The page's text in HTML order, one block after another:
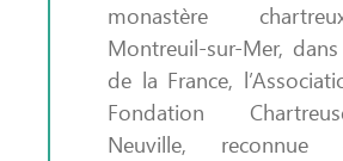
monastère
Montreuil-sur-Mer,
de la France,
Fondation
Neuville, reconnue